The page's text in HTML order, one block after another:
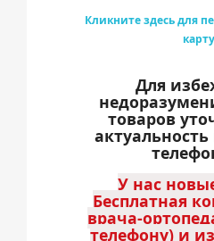
Кликните здесь для
Для
товаров
У нас
Бесплатная
врача-
телефону) и